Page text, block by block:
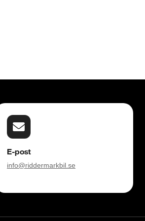
E-post
info@riddermarkbil.se